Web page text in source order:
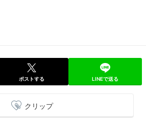
ポストする LINEで送る
クリップ